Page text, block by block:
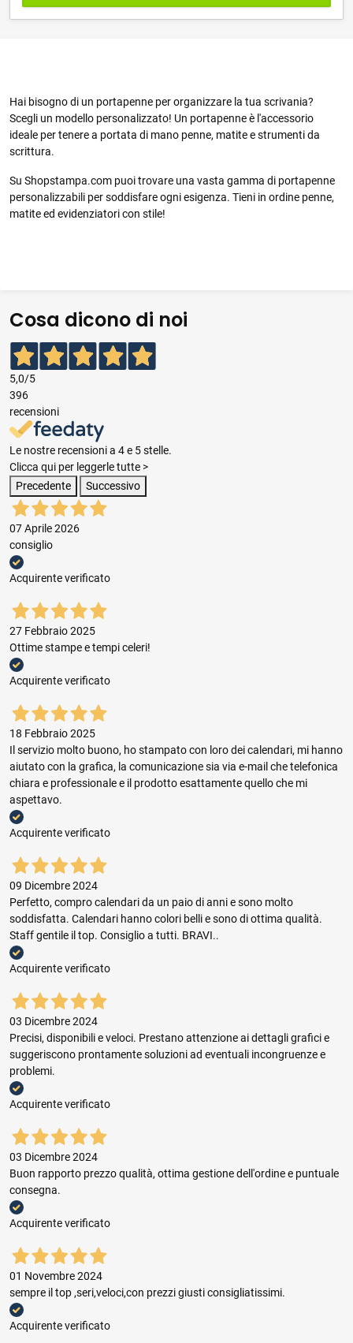
Hai bisogno di un portapenne per organizzare la tua scrivania?
Scegli un modello personalizzato! Un portapenne è l'accessorio
ideale per tenere a portata di mano penne, matite e strumenti da
scrittura.
Su Shopstampa.com puoi trovare una vasta gamma di portapenne
personalizzabili per soddisfare ogni esigenza. Tieni in ordine penne,
matite ed evidenziatori con stile!
Cosa dicono di noi
5,0/5
396
recensioni
Le nostre recensioni a 4 e 5 stelle.
Clicca qui per leggerle tutte >
Precedente
Successivo
07 Aprile 2026
consiglio
Acquirente verificato
27 Febbraio 2025
Ottime stampe e tempi celeri!
Acquirente verificato
18 Febbraio 2025
Il servizio molto buono, ho stampato con loro dei calendari, mi hanno
aiutato con la grafica, la comunicazione sia via e-mail che telefonica
chiara e professionale e il prodotto esattamente quello che mi
aspettavo.
Acquirente verificato
09 Dicembre 2024
Perfetto, compro calendari da un paio di anni e sono molto
soddisfatta. Calendari hanno colori belli e sono di ottima qualità.
Staff gentile il top. Consiglio a tutti. BRAVI..
Acquirente verificato
03 Dicembre 2024
Precisi, disponibili e veloci. Prestano attenzione ai dettagli grafici e
suggeriscono prontamente soluzioni ad eventuali incongruenze e
problemi.
Acquirente verificato
03 Dicembre 2024
Buon rapporto prezzo qualità, ottima gestione dell'ordine e puntuale
consegna.
Acquirente verificato
01 Novembre 2024
sempre il top ,seri,veloci,con prezzi giusti consigliatissimi.
Acquirente verificato